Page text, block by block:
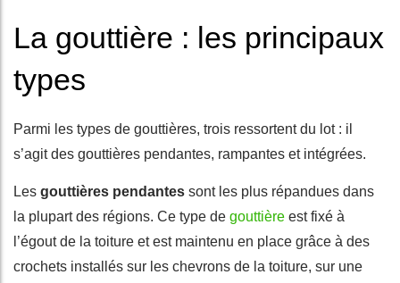
La gouttière : les principaux
types
Parmi les types de gouttières, trois ressortent du lot : il
s’agit des gouttières pendantes, rampantes et intégrées.
Les gouttières pendantes sont les plus répandues dans
la plupart des régions. Ce type de gouttière est fixé à
l’égout de la toiture et est maintenu en place grâce à des
crochets installés sur les chevrons de la toiture, sur une